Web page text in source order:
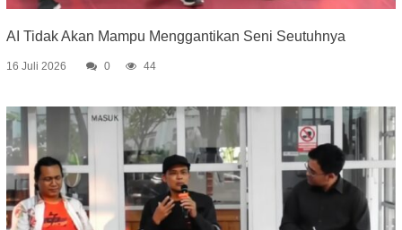
AI Tidak Akan Mampu Menggantikan Seni Seutuhnya
16 Juli 2026 0 44